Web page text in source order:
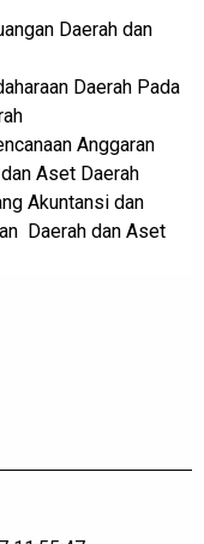
Daerah dan
Daerah Pada
Anggaran
Aset Daerah
Akuntansi dan
Daerah dan Aset